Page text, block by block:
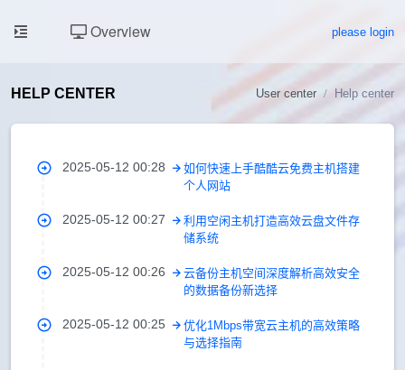
Overview please login
HELP CENTER User center Help center
2025-05-12 00:28
如何快速上手酷酷云免费主机搭建
个人网站
2025-05-12 00:27
利用空闲主机打造高效云盘文件存
储系统
2025-05-12 00:26
云备份主机空间深度解析高效安全
的数据备份新选择
2025-05-12 00:25
优化1Mbps带宽云主机的高效策略
与选择指南